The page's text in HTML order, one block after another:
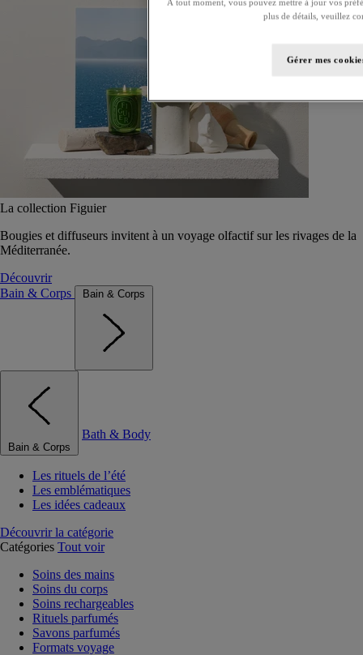
La collection Figuier
Bougies et diffuseurs invitent à un voyage olfactif sur les rivages de la
Méditerranée.
Découvrir
Bain & Corps
Bain & Corps
Bain & Corps
Bath & Body
Les rituels de l’été
Les emblématiques
Les idées cadeaux
Découvrir la catégorie
Catégories Tout voir
Soins des mains
Soins du corps
Soins rechargeables
Rituels parfumés
Savons parfumés
Formats voyage
plus de détails, veuillez
Gérer mes